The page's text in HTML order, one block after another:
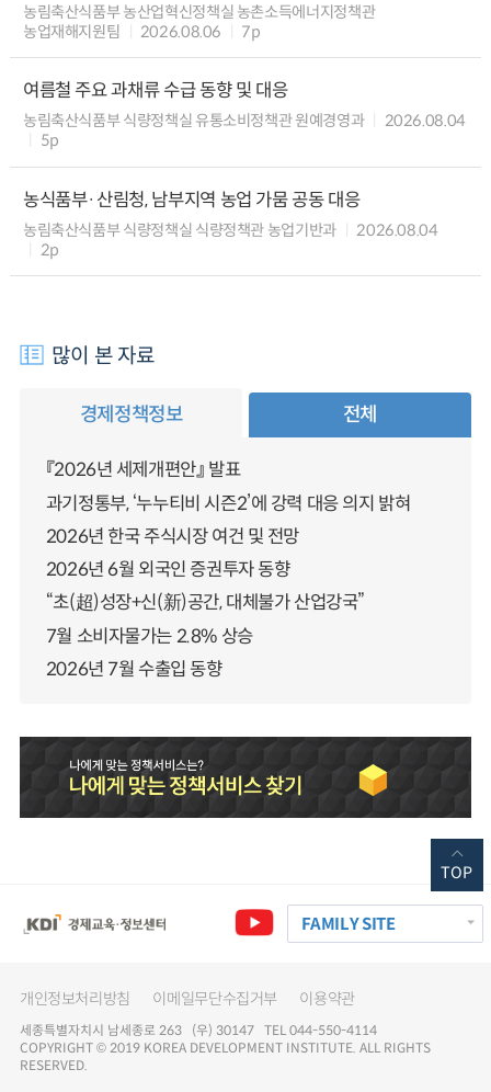
농림축산식품부 농산업혁신정책실 농촌소득에너지정책관
농업재해지원팀
2026.08.06 7p
여름철 주요 과채류 수급 동향 및 대응
농림축산식품부 식량정책실 유통소비정책관 원예경영과
2026.08.04
5p
농식품부·산림청, 남부지역 농업 가뭄 공동 대응
농림축산식품부 식량정책실 식량정책관 농업기반과
2026.08.04
2p
많이 본 자료
경제정책정보 전체
『2026년 세제개편안』 발표
과기정통부, ‘누누티비 시즌2’에 강력 대응 의지 밝혀
2026년 한국 주식시장 여건 및 전망
2026년 6월 외국인 증권투자 동향
“초(超)성장+신(新)공간, 대체불가 산업강국”
7월 소비자물가는 2.8% 상승
2026년 7월 수출입 동향
FAMILY SITE
개인정보처리방침 이메일무단수집거부 이용약관
세종특별자치시 남세종로 263 (우) 30147 TEL 044-550-4114
COPYRIGHT © 2019 KOREA DEVELOPMENT INSTITUTE. ALL RIGHTS
RESERVED.
TOP